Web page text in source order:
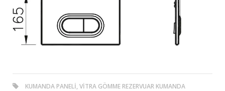
KUMANDA PANELI, VITRA GÖMME REZERVUAR KUMANDA